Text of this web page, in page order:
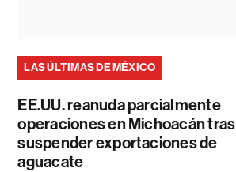
LAS ÚLTIMAS DE MÉXICO
EE.UU. reanuda parcialmente
operaciones en Michoacán tras
suspender exportaciones de
aguacate